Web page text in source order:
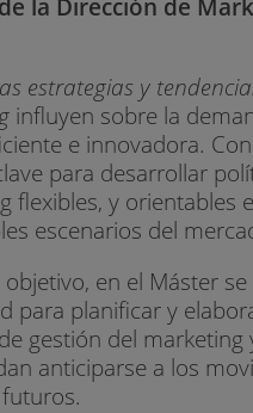
estrategias y
influyen sobre la
e innovadora.
para desarrollar
flexibles, y orientables
escenarios del
en el Máster
para planificar y
gestión del marketing
anticiparse a los